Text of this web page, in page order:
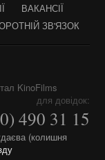
ВАКАНСІЇ
ЗВ'ЯЗОК
KinoFilms
для довідок:
490 31 15
(колишня